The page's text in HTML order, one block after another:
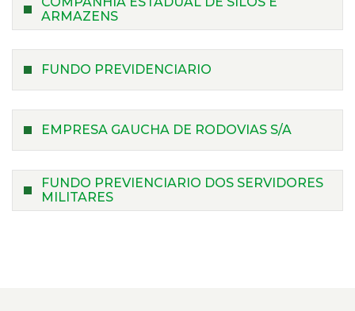
ARMAZENS
FUNDO PREVIDENCIARIO
EMPRESA GAUCHA DE RODOVIAS S/A
FUNDO PREVIENCIARIO DOS SERVIDORES
MILITARES